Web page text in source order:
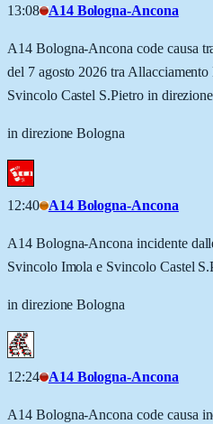
13:08 A14 Bologna-Ancona
A14 Bologna-Ancona code causa
del 7 agosto 2026 tra
Svincolo Castel S.Pietro in
in direzione Bologna
12:40 A14 Bologna-Ancona
A14 Bologna-Ancona incidente
Svincolo Imola e Svincolo Castel
in direzione Bologna
12:24 A14 Bologna-Ancona
A14 Bologna-Ancona code causa